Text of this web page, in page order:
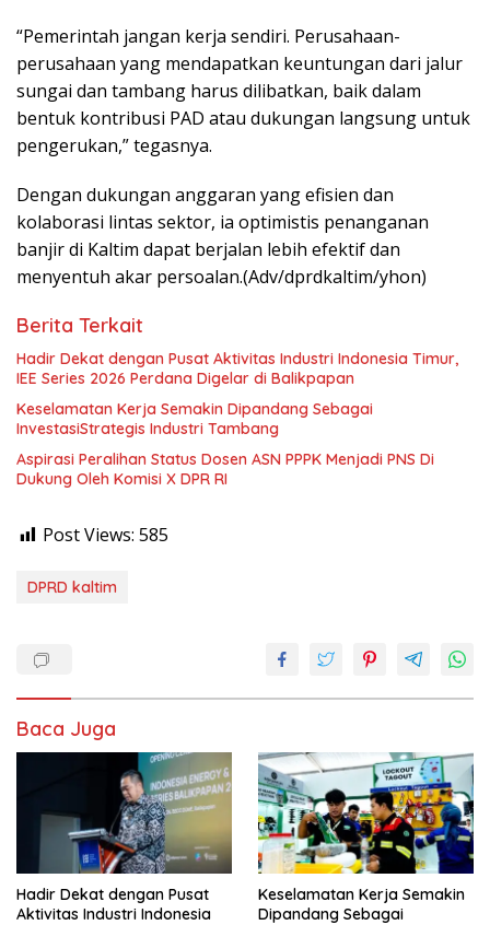
“Pemerintah jangan kerja sendiri. Perusahaan-
perusahaan yang mendapatkan keuntungan dari jalur
sungai dan tambang harus dilibatkan, baik dalam
bentuk kontribusi PAD atau dukungan langsung untuk
pengerukan,” tegasnya.
Dengan dukungan anggaran yang efisien dan
kolaborasi lintas sektor, ia optimistis penanganan
banjir di Kaltim dapat berjalan lebih efektif dan
menyentuh akar persoalan.(Adv/dprdkaltim/yhon)
Berita Terkait
Hadir Dekat dengan Pusat Aktivitas Industri Indonesia Timur,
IEE Series 2026 Perdana Digelar di Balikpapan
Keselamatan Kerja Semakin Dipandang Sebagai
InvestasiStrategis Industri Tambang
Aspirasi Peralihan Status Dosen ASN PPPK Menjadi PNS Di
Dukung Oleh Komisi X DPR RI
Post Views: 585
DPRD kaltim
Baca Juga
Hadir Dekat dengan Pusat
Aktivitas Industri Indonesia
Keselamatan Kerja Semakin
Dipandang Sebagai